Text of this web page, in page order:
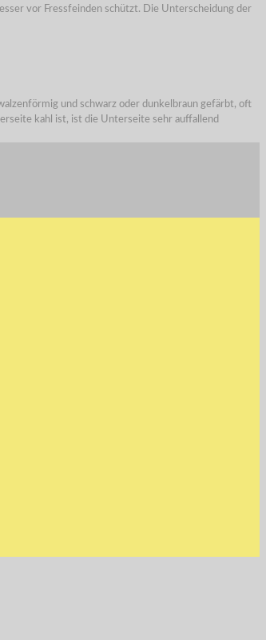
vor Fressfeinden schützt. Die Unterscheidung der
und schwarz oder dunkelbraun gefärbt, oft
kahl ist, ist die Unterseite sehr auffallend